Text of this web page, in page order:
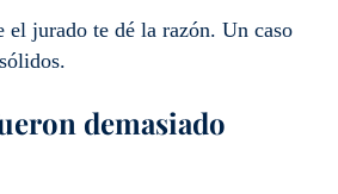
el jurado te dé la razón. Un caso
demasiado